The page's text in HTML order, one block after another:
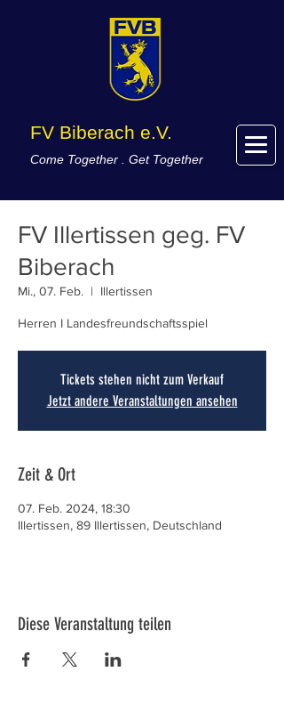
FV Biberach e.V.
Come Together . Get Together
FV Illertissen geg. FV
Biberach
Mi., 07. Feb.
  |
Illertissen
Herren I Landesfreundschaftsspiel
Tickets stehen nicht zum Verkauf
Jetzt andere Veranstaltungen ansehen
Zeit & Ort
07. Feb. 2024, 18:30
Illertissen, 89 Illertissen, Deutschland
Diese Veranstaltung teilen